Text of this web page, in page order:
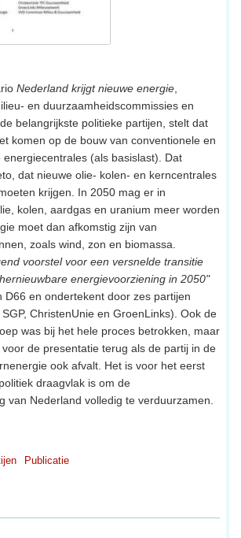
Nederland krijgt nieuwe energie
en duurzaamheidscommissies en
belangrijkste politieke partijen, stelt dat
komen op de bouw van conventionele en
energiecentrales (als basislast). Dat
dat nieuwe olie- kolen- en kerncentrales
krijgen. In 2050 mag er in
kolen, aardgas en uranium meer worden
moet dan afkomstig zijn van
zoals wind, zon en biomassa.
voorstel voor een versnelde transitie
energievoorziening in 2050"
D66 en ondertekent door zes partijen
ChristenUnie en GroenLinks). Ook de
was bij het hele proces betrokken, maar
de presentatie terug als de partij in de
ook afvalt. Het is voor het eerst
draagvlak is om de
van Nederland volledig te verduurzamen.
Publicatie